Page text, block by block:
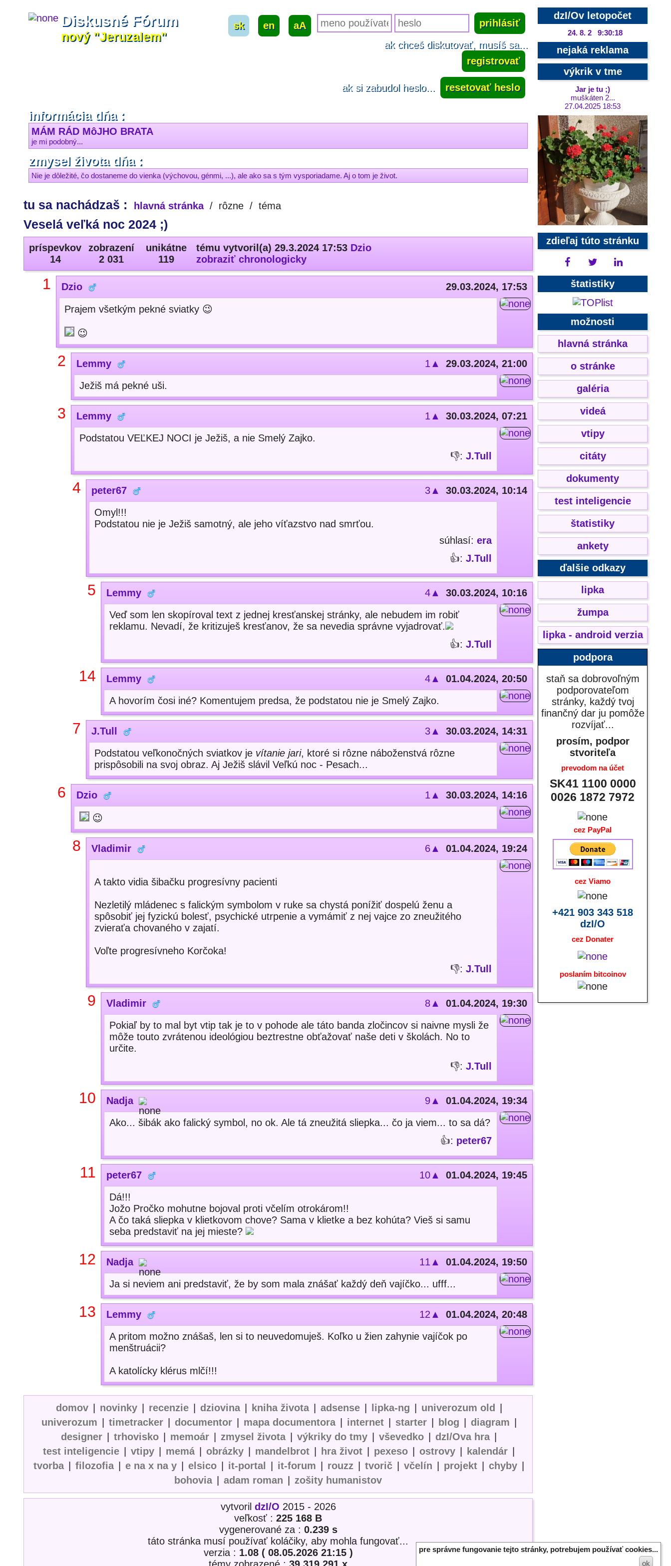
pre správne fungovanie tejto stránky, potrebujem používať cookies...
ok
Diskusné Fórum
nový "Jeruzalem"
sk en
aA
ak chceš diskutovať, musíš sa...
registrovať
ak si zabudol heslo... resetovať heslo
informácia dňa :
MÁM RÁD MôJHO BRATA
je mi podobný...
zmysel života dňa :
Nie je dôležité, čo dostaneme do vienka (výchovou, génmi, ...), ale ako sa s tým vysporiadame. Aj o tom je život.
tu sa nachádzaš : hlavná stránka / rôzne / téma
Veselá veľká noc 2024 ;)
príspevkov
14
zobrazení
2 031
unikátne
119
tému vytvoril(a) 29.3.2024 17:53 Dzio
zobraziť chronologicky
1 Dzio 29.03.2024, 17:53
Prajem všetkým pekné sviatky 😉
😉
2 Lemmy 1▲
29.03.2024, 21:00
Ježiš má pekné uši.
3 Lemmy 1▲
30.03.2024, 07:21
Podstatou VEĽKEJ NOCI je Ježiš, a nie Smelý Zajko.
👎: J.Tull
4 peter67 3▲
30.03.2024, 10:14
Omyl!!!
Podstatou nie je Ježiš samotný, ale jeho víťazstvo nad smrťou.
súhlasí: era
👍: J.Tull
5 Lemmy 4▲
30.03.2024, 10:16
Veď som len skopíroval text z jednej kresťanskej stránky, ale nebudem im robiť
reklamu. Nevadí, že kritizuješ kresťanov, že sa nevedia správne vyjadrovať.
👍: J.Tull
14 Lemmy 4▲
01.04.2024, 20:50
A hovorím čosi iné? Komentujem predsa, že podstatou nie je Smelý Zajko.
7 J.Tull 3▲
30.03.2024, 14:31
Podstatou veľkonočných sviatkov je vítanie jari, ktoré si rôzne náboženstvá rôzne
prispôsobili na svoj obraz. Aj Ježiš slávil Veľkú noc - Pesach...
6 Dzio 1▲ 30.03.2024, 14:16
😉
8 Vladimir 6▲ 01.04.2024, 19:24
A takto vidia šibačku progresívny pacienti
Nezletilý mládenec s falickým symbolom v ruke sa chystá ponížiť dospelú ženu a
spôsobiť jej fyzickú bolesť, psychické utrpenie a vymámiť z nej vajce zo zneužitého
zvieraťa chovaného v zajatí.
Voľte progresívneho Korčoka!
👎: J.Tull
9 Vladimir 8▲
01.04.2024, 19:30
Pokiaľ by to mal byt vtip tak je to v pohode ale táto banda zločincov si naivne mysli že
môže touto zvrátenou ideológiou beztrestne obťažovať naše deti v školách. No to
určite.
👎: J.Tull
10 Nadja 9▲
01.04.2024, 19:34
Ako... šibák ako falický symbol, no ok. Ale tá zneužitá sliepka... čo ja viem... to sa dá?
👍: peter67
11 peter67 10▲
01.04.2024, 19:45
Dá!!!
Jožo Pročko mohutne bojoval proti včelím otrokárom!!
A čo taká sliepka v klietkovom chove? Sama v klietke a bez kohúta? Vieš si samu
seba predstaviť na jej mieste?
12 Nadja 11▲
01.04.2024, 19:50
Ja si neviem ani predstaviť, že by som mala znášať každý deň vajíčko... ufff...
13 Lemmy 12▲
01.04.2024, 20:48
A pritom možno znášaš, len si to neuvedomuješ. Koľko u žien zahynie vajíčok po
menštruácii?
A katolícky klérus mlčí!!!
domov novinky recenzie dziovina kniha života adsense lipka-ng univerozum old
univerozum
timetracker documentor mapa documentora internet starter blog diagram
designer
trhovisko memoár zmysel života výkriky do tmy vševedko dzI/Ova hra
test inteligencie
vtipy memá obrázky mandelbrot hra život pexeso ostrovy kalendár
tvorba
filozofia e na x na y elsico it-portal it-forum rouzz tvorič včelín projekt chyby
bohovia
adam roman zošity humanistov
vytvoril dzI/O 2015 - 2026
veľkosť : 225 168 B
vygenerované za : 0.239 s
táto stránka musí používať koláčiky, aby mohla fungovať...
verzia : 1.08 ( 08.05.2026 21:15 )
dzI/Ov letopočet
24. 8. 2 9:30:19
nejaká reklama
výkrik v tme
Jar je tu ;)
muškáten 2...
27.04.2025 18:53
zdieľaj túto stránku
štatistiky
možnosti
hlavná stránka
o stránke
galéria
videá
vtipy
citáty
dokumenty
test inteligencie
štatistiky
ankety
ďalšie odkazy
lipka
žumpa
lipka - android verzia
podpora
staň sa dobrovoľným
podporovateľom
stránky, každý tvoj
finančný dar ju pomôže
rozvíjať...
prosím, podpor
stvoriteľa
prevodom na účet
SK41 1100 0000
0026 1872 7972
cez PayPal
cez Viamo
+421 903 343 518
dzI/O
cez Donater
poslaním bitcoinov